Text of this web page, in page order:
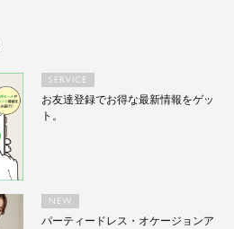
SERVICE
お友達登録でお得な最新情報をゲッ
ト。
NEW
パーティードレス・オケージョンア